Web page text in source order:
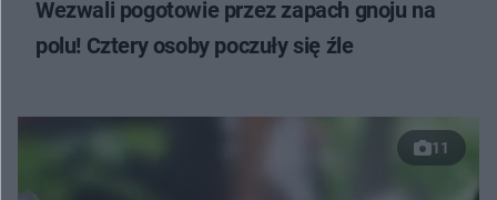
Wezwali pogotowie przez zapach gnoju na
polu! Cztery osoby poczuły się źle
11